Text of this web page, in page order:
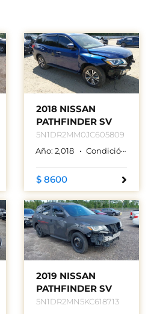
Color: NEGRO
2018 NISSAN
PATHFINDER SV
5N1DR2MM0JC605809
Año: 2,018 Condición:
$ 8600
2019 NISSAN
PATHFINDER SV
5N1DR2MN5KC618713